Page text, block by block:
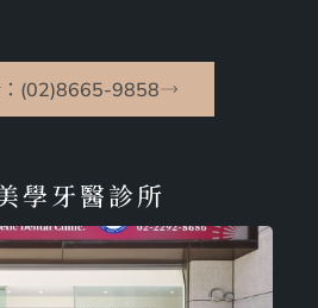
：(02)8665-9858
學牙醫診所